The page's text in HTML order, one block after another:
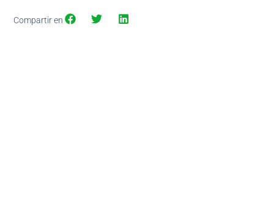
Compartir en